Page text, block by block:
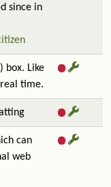
since in
box. Like
time.
can
web